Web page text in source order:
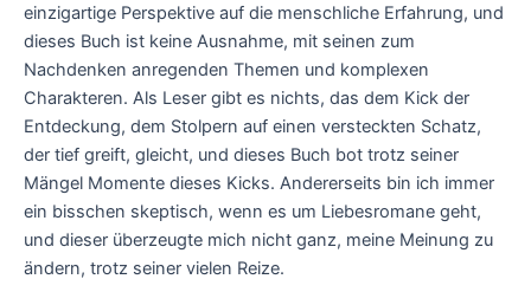
einzigartige Perspektive auf die menschliche Erfahrung, und
dieses Buch ist keine Ausnahme, mit seinen zum
Nachdenken anregenden Themen und komplexen
Charakteren. Als Leser gibt es nichts, das dem Kick der
Entdeckung, dem Stolpern auf einen versteckten Schatz,
der tief greift, gleicht, und dieses Buch bot trotz seiner
Mängel Momente dieses Kicks. Andererseits bin ich immer
ein bisschen skeptisch, wenn es um Liebesromane geht,
und dieser überzeugte mich nicht ganz, meine Meinung zu
ändern, trotz seiner vielen Reize.